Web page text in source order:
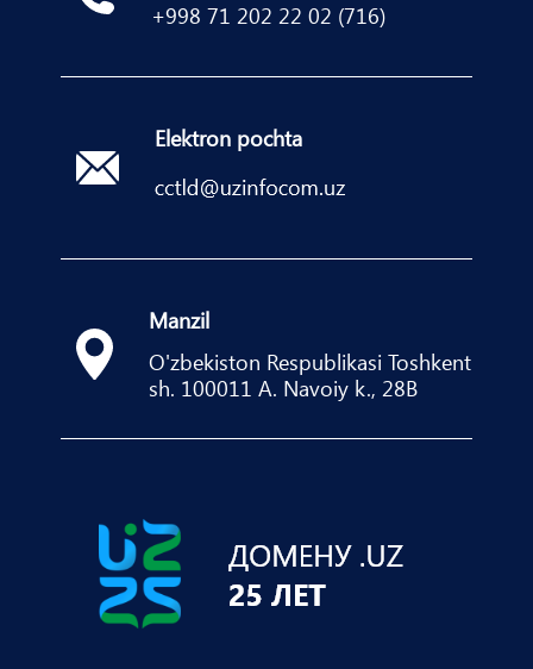
+998 71 202 22 02 (716)
Elektron pochta
Manzil
O'zbekiston Respublikasi Toshkent
sh. 100011 A. Navoiy k., 28B